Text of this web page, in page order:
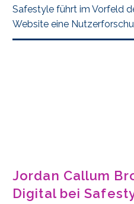
Safestyle führt im Vorfeld
Website eine
Jordan Callum
Digital bei